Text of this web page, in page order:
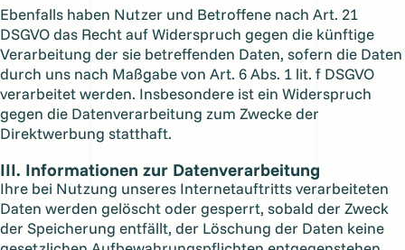
Ebenfalls haben Nutzer und Betroffene nach Art. 21
DSGVO das Recht auf Widerspruch gegen die künftige
Verarbeitung der sie betreffenden Daten, sofern die Daten
durch uns nach Maßgabe von Art. 6 Abs. 1 lit. f DSGVO
verarbeitet werden. Insbesondere ist ein Widerspruch
gegen die Datenverarbeitung zum Zwecke der
Direktwerbung statthaft.
III. Informationen zur Datenverarbeitung
Ihre bei Nutzung unseres Internetauftritts verarbeiteten
Daten werden gelöscht oder gesperrt, sobald der Zweck
der Speicherung entfällt, der Löschung der Daten keine